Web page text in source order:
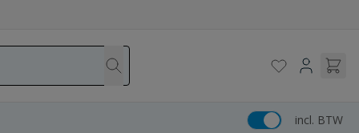
incl. BTW